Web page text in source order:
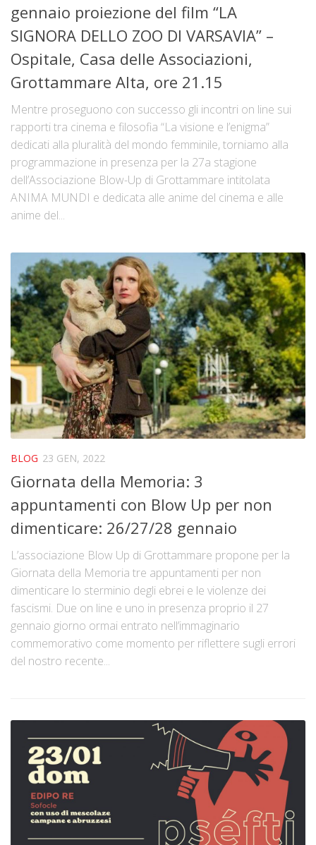
gennaio proiezione del film “LA
SIGNORA DELLO ZOO DI VARSAVIA” –
Ospitale, Casa delle Associazioni,
Grottammare Alta, ore 21.15
Mentre proseguono con successo gli incontri on line sui
rapporti tra cinema e filosofia “La visione e l’enigma”
dedicati alla pluralità del mondo femminile, torniamo alla
programmazione in presenza per la 27a stagione
dell’Associazione Blow-Up di Grottammare intitolata
ANIMA MUNDI e dedicata alle anime del cinema e alle
anime del...
BLOG 23 GEN, 2022
Giornata della Memoria: 3
appuntamenti con Blow Up per non
dimenticare: 26/27/28 gennaio
L’associazione Blow Up di Grottammare propone per la
Giornata della Memoria tre appuntamenti per non
dimenticare lo sterminio degli ebrei e le violenze dei
fascismi. Due on line e uno in presenza proprio il 27
gennaio giorno ormai entrato nell’immaginario
commemorativo come momento per riflettere sugli errori
del nostro recente...